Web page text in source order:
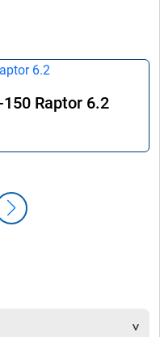
Raptor 6.2